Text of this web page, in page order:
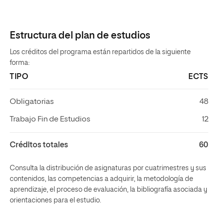
Estructura del plan de estudios
Los créditos del programa están repartidos de la siguiente
forma:
TIPO ECTS
Obligatorias 48
Trabajo Fin de Estudios 12
Créditos totales 60
Consulta la distribución de asignaturas por cuatrimestres y sus
contenidos, las competencias a adquirir, la metodología de
aprendizaje, el proceso de evaluación, la bibliografía asociada y
orientaciones para el estudio.